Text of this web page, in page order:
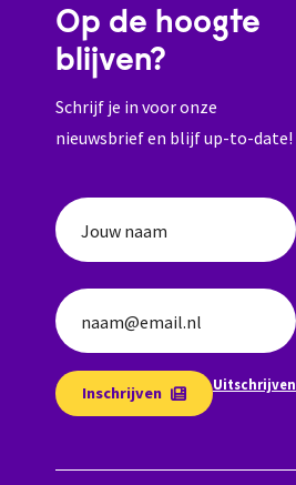
Op de hoogte
blijven?
Schrijf je in voor onze
nieuwsbrief en blijf up-to-date!
Jouw naam
naam@email.nl
Inschrijven Uitschrijven